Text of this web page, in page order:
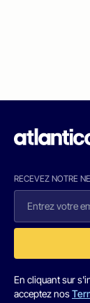
RECEVEZ NOTRE
En cliquant sur
acceptez nos